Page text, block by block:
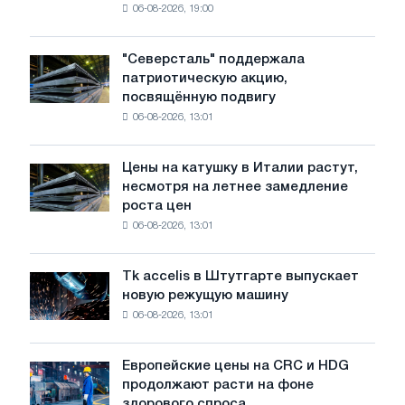
июле
с
максимума
года
06-08-2026, 19:00
"Северсталь"
поддержала
патриотическую
советской
авиации
в
Великой
Отечественной
войны
"Северсталь" поддержала
патриотическую акцию,
посвящённую подвигу
06-08-2026, 13:01
Цены
на
катушку
несмотря
на
летнее
замедление
роста
цен
Цены на катушку в Италии растут,
несмотря на летнее замедление
роста цен
06-08-2026, 13:01
Tk
accelis
в
новую
режущую
Tk accelis в Штутгарте выпускает
новую режущую машину
06-08-2026, 13:01
Европейские
цены
Европейские цены на CRC и HDG
продолжают расти на фоне